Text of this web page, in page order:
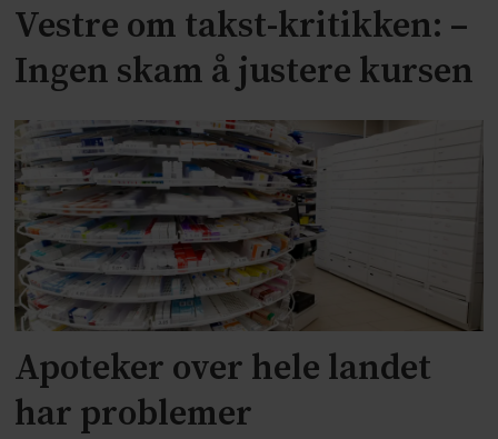
Vestre om takst-kritikken: –
Ingen skam å justere kursen
Apoteker over hele landet
har problemer